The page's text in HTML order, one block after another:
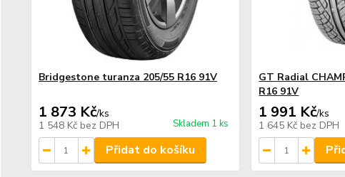
Bridgestone turanza 205/55 R16 91V
1 873 Kč/ks
1 548 Kč bez DPH Skladem 1 ks
Přidat do košíku
GT Radial
R16 91V
1 991 Kč/ks
1 645 Kč bez DPH